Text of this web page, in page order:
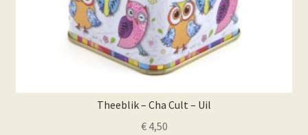
Theeblik – Cha Cult – Uil
€4,50